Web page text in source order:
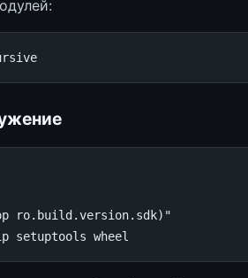
ro.build.version.sdk) "
setuptools